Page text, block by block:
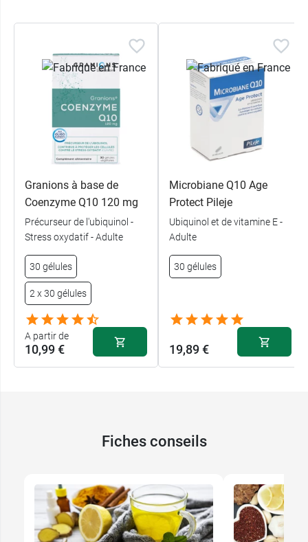
Granions à base de
Coenzyme Q10 120 mg
Précurseur de l'ubiquinol -
Stress oxydatif - Adulte
30 gélules
2 x 30 gélules
A partir de
10,99 €
Microbiane Q10 Age
Protect Pileje
Ubiquinol et de vitamine E -
Adulte
30 gélules
19,89 €
Fiches conseils